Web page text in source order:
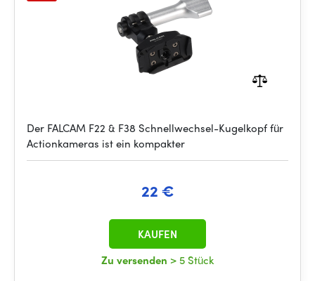
Der FALCAM F22 & F38 Schnellwechsel-Kugelkopf für
Actionkameras ist ein kompakter
22 €
Zu versenden > 5 Stück
KAUFEN